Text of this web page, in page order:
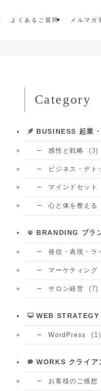
よくあるご質問 メルマガ
Category
BUSINESS 起業
感性と戦略 (3)
ビジネス・デト
マインドセット
心と体を整える
BRANDING ブラ
発信・表現・ラ
マーケティング
サロン経営 (7)
WEB STRATEGY
WordPress (1)
WORKS クライア
お客様のご感想